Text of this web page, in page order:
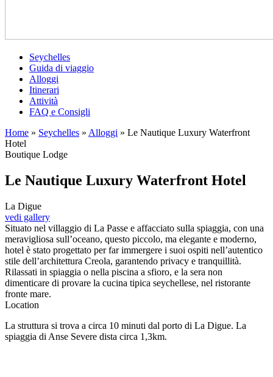
Seychelles
Guida di viaggio
Alloggi
Itinerari
Attività
FAQ e Consigli
Home » Seychelles » Alloggi » Le Nautique Luxury Waterfront
Hotel
Boutique Lodge
Le Nautique Luxury Waterfront Hotel
La Digue
vedi gallery
Situato nel villaggio di La Passe e affacciato sulla spiaggia, con una
meravigliosa sull’oceano, questo piccolo, ma elegante e moderno,
hotel è stato progettato per far immergere i suoi ospiti nell’autentico
stile dell’architettura Creola, garantendo privacy e tranquillità.
Rilassati in spiaggia o nella piscina a sfioro, e la sera non
dimenticare di provare la cucina tipica seychellese, nel ristorante
fronte mare.
Location
La struttura si trova a circa 10 minuti dal porto di La Digue. La
spiaggia di Anse Severe dista circa 1,3km.